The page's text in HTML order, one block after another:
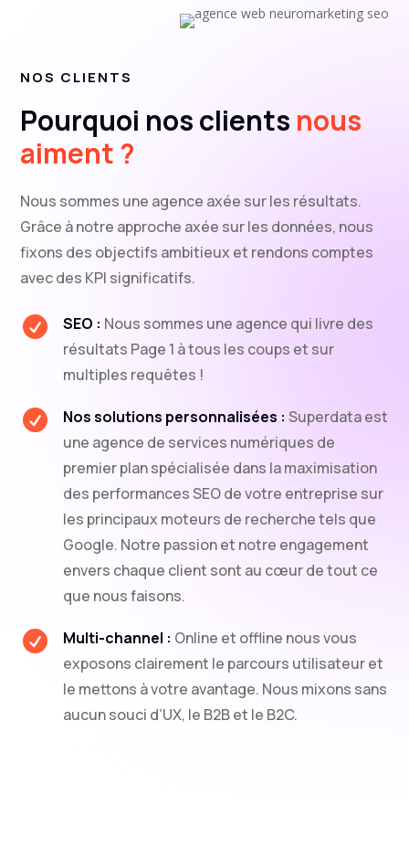
NOS CLIENTS
Pourquoi nos clients nous
aiment ?
Nous sommes une agence axée sur les résultats.
Grâce à notre approche axée sur les données, nous
fixons des objectifs ambitieux et rendons comptes
avec des KPI significatifs.
 SEO : Nous sommes une agence qui livre des
résultats Page 1 à tous les coups et sur
multiples requêtes !
 Nos solutions personnalisées : Superdata est
une agence de services numériques de
premier plan spécialisée dans la maximisation
des performances SEO de votre entreprise sur
les principaux moteurs de recherche tels que
Google. Notre passion et notre engagement
envers chaque client sont au cœur de tout ce
que nous faisons.
 Multi-channel : Online et offline nous vous
exposons clairement le parcours utilisateur et
le mettons à votre avantage. Nous mixons sans
aucun souci d’UX, le B2B et le B2C.